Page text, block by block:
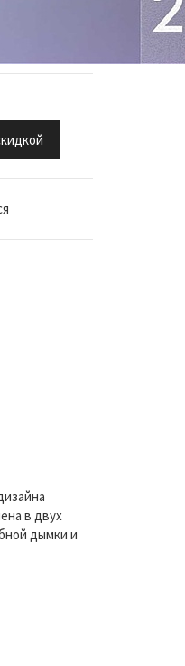
в двух
дымки и